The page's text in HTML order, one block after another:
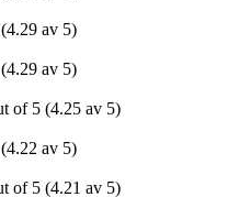
(4.29 av 5)
(4.29 av 5)
(4.25 av 5)
(4.22 av 5)
(4.21 av 5)